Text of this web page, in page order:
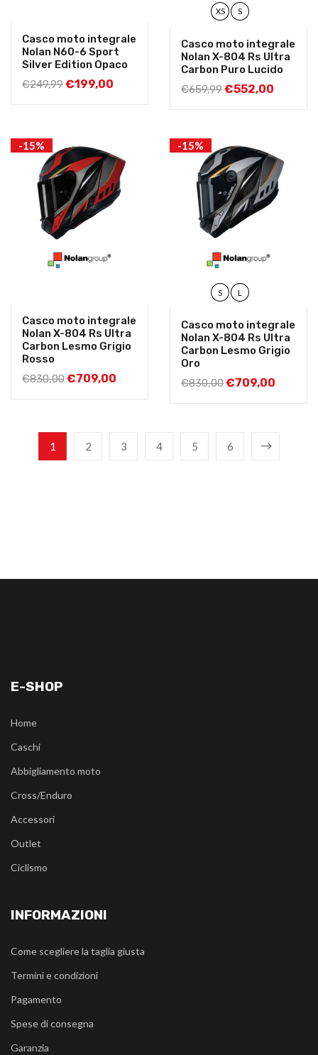
Casco moto integrale
Nolan N60-6 Sport
Silver Edition Opaco
€249,99€199,00
XS S
Casco moto integrale
Nolan X-804 Rs Ultra
Carbon Puro Lucido
€659,99€552,00
-15%
Casco moto integrale
Nolan X-804 Rs Ultra
Carbon Lesmo Grigio
Rosso
€830,00€709,00
-15%
S L
Casco moto integrale
Nolan X-804 Rs Ultra
Carbon Lesmo Grigio
Oro
€830,00€709,00
1 2 3 4 5 6
E-SHOP
Home
Caschi
Abbigliamento moto
Cross/Enduro
Accessori
Outlet
Ciclismo
INFORMAZIONI
Come scegliere la taglia giusta
Termini e condizioni
Pagamento
Spese di consegna
Garanzia